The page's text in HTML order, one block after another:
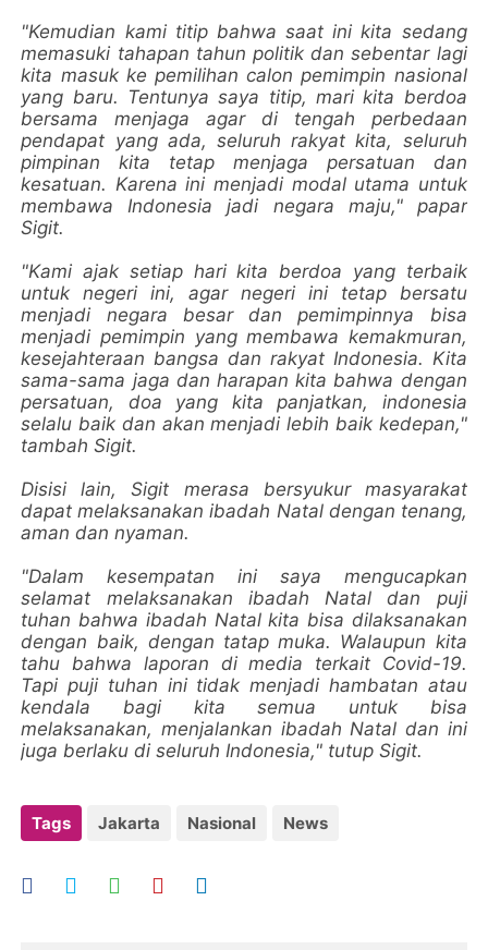
"Kemudian kami titip bahwa saat ini kita sedang
memasuki tahapan tahun politik dan sebentar lagi
kita masuk ke pemilihan calon pemimpin nasional
yang baru. Tentunya saya titip, mari kita berdoa
bersama menjaga agar di tengah perbedaan
pendapat yang ada, seluruh rakyat kita, seluruh
pimpinan kita tetap menjaga persatuan dan
kesatuan. Karena ini menjadi modal utama untuk
membawa Indonesia jadi negara maju," papar
Sigit.
"Kami ajak setiap hari kita berdoa yang terbaik
untuk negeri ini, agar negeri ini tetap bersatu
menjadi negara besar dan pemimpinnya bisa
menjadi pemimpin yang membawa kemakmuran,
kesejahteraan bangsa dan rakyat Indonesia. Kita
sama-sama jaga dan harapan kita bahwa dengan
persatuan, doa yang kita panjatkan, indonesia
selalu baik dan akan menjadi lebih baik kedepan,"
tambah Sigit.
Disisi lain, Sigit merasa bersyukur masyarakat
dapat melaksanakan ibadah Natal dengan tenang,
aman dan nyaman.
"Dalam kesempatan ini saya mengucapkan
selamat melaksanakan ibadah Natal dan puji
tuhan bahwa ibadah Natal kita bisa dilaksanakan
dengan baik, dengan tatap muka. Walaupun kita
tahu bahwa laporan di media terkait Covid-19.
Tapi puji tuhan ini tidak menjadi hambatan atau
kendala bagi kita semua untuk bisa
melaksanakan, menjalankan ibadah Natal dan ini
juga berlaku di seluruh Indonesia," tutup Sigit.
Tags Jakarta Nasional News